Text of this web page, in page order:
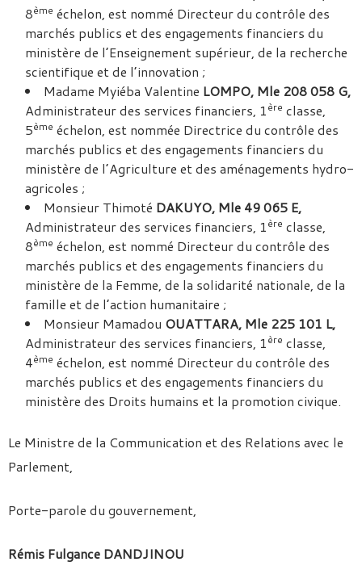
8ème échelon, est nommé Directeur du contrôle des
marchés publics et des engagements financiers du
ministère de l’Enseignement supérieur, de la recherche
scientifique et de l’innovation ;
Madame Myiéba Valentine LOMPO, Mle 208 058 G,
Administrateur des services financiers, 1ère classe,
5ème échelon, est nommée Directrice du contrôle des
marchés publics et des engagements financiers du
ministère de l’Agriculture et des aménagements hydro-
agricoles ;
Monsieur Thimoté DAKUYO, Mle 49 065 E,
Administrateur des services financiers, 1ère classe,
8ème échelon, est nommé Directeur du contrôle des
marchés publics et des engagements financiers du
ministère de la Femme, de la solidarité nationale, de la
famille et de l’action humanitaire ;
Monsieur Mamadou OUATTARA, Mle 225 101 L,
Administrateur des services financiers, 1ère classe,
4ème échelon, est nommé Directeur du contrôle des
marchés publics et des engagements financiers du
ministère des Droits humains et la promotion civique.
Le Ministre de la Communication et des Relations avec le
Parlement,
Porte-parole du gouvernement,
Rémis Fulgance DANDJINOU